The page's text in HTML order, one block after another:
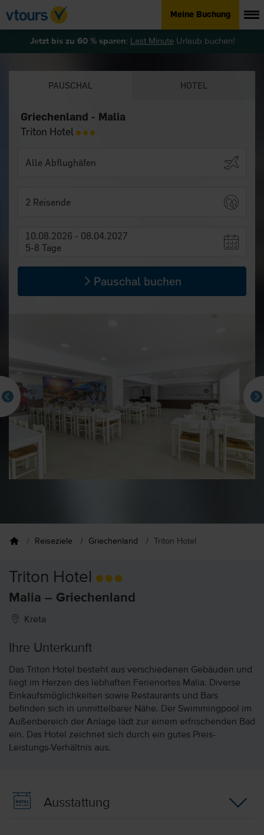
Meine Buchung
Jetzt bis zu 60 % sparen: Last MinuteUrlaub buchen!
PAUSCHAL HOTEL
Griechenland - Malia
Triton Hotel
2 Reisende
10.08.2026 - 08.04.2027
5-8 Tage
Pauschal buchen
Reiseziele Griechenland Triton Hotel
Triton Hotel
Malia – Griechenland
Kreta
Ihre Unterkunft
Das Triton Hotel besteht aus verschiedenen Gebäuden und
liegt im Herzen des lebhaften Ferienortes Malia. Diverse
Einkaufsmöglichkeiten sowie Restaurants und Bars
befinden sich in unmittelbarer Nähe. Der Swimmingpool im
Außenbereich der Anlage lädt zur einem erfrischenden Bad
ein. Das Hotel zeichnet sich durch ein gutes Preis-
Leistungs-Verhältnis aus.
Ausstattung